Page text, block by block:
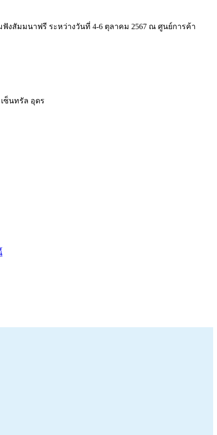
งสัมมนาฟรี ระหว่างวันที่ 4-6 ตุลาคม 2567 ณ ศูนย์การค้า
ซ็นทรัล อุดร